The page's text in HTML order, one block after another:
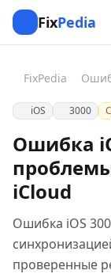
FixPedia
FixPedia
iOS 3000
Ошибка
iCloud
Ошибка iOS
проверенные